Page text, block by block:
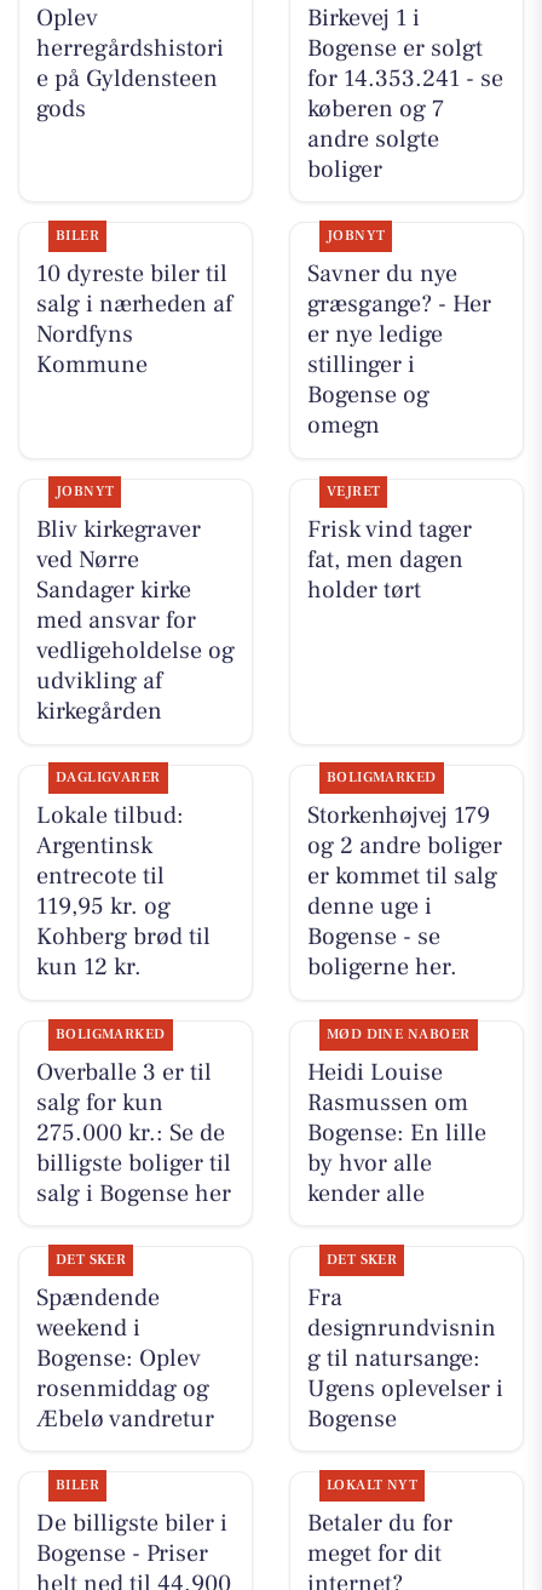
Oplev
herregårdshistori
e på Gyldensteen
gods
Birkevej 1 i
Bogense er solgt
for 14.353.241 - se
køberen og 7
andre solgte
boliger
BILER
10 dyreste biler til
salg i nærheden af
Nordfyns
Kommune
JOBNYT
Savner du nye
græsgange? - Her
er nye ledige
stillinger i
Bogense og
omegn
JOBNYT
Bliv kirkegraver
ved Nørre
Sandager kirke
med ansvar for
vedligeholdelse og
udvikling af
kirkegården
VEJRET
Frisk vind tager
fat, men dagen
holder tørt
DAGLIGVARER
Lokale tilbud:
Argentinsk
entrecote til
119,95 kr. og
Kohberg brød til
kun 12 kr.
BOLIGMARKED
Storkenhøjvej 179
og 2 andre boliger
er kommet til salg
denne uge i
Bogense - se
boligerne her.
BOLIGMARKED
Overballe 3 er til
salg for kun
275.000 kr.: Se de
billigste boliger til
salg i Bogense her
MØD DINE NABOER
Heidi Louise
Rasmussen om
Bogense: En lille
by hvor alle
kender alle
DET SKER
Spændende
weekend i
Bogense: Oplev
rosenmiddag og
Æbelø vandretur
DET SKER
Fra
designrundvisnin
g til natursange:
Ugens oplevelser i
Bogense
BILER
De billigste biler i
Bogense - Priser
LOKALT NYT
Betaler du for
meget for dit